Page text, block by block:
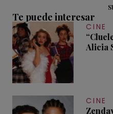
Te puede interesar
CINE
Alicia
CINE